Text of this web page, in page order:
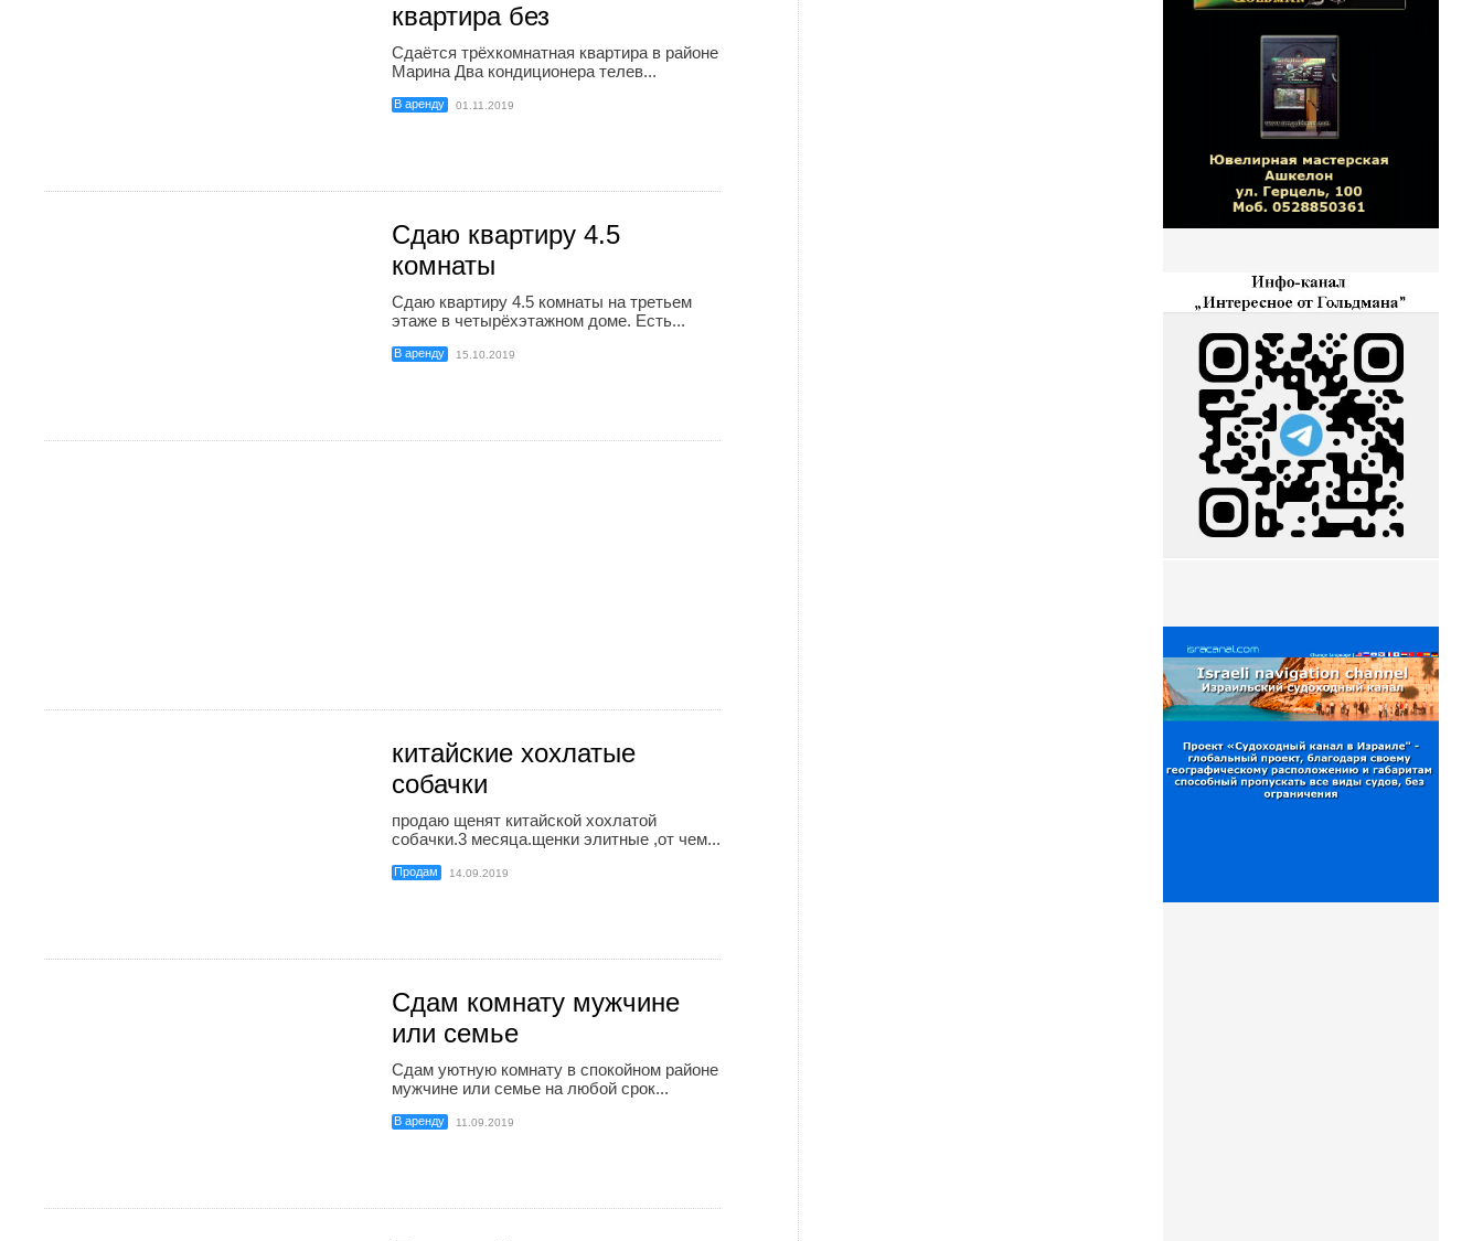
квартира без
Сдаётся трёхкомнатная квартира в районе
Марина Два кондиционера телев...
В аренду 01.11.2019
Сдаю квартиру 4.5
комнаты
Сдаю квартиру 4.5 комнаты на третьем
этаже в четырёхэтажном доме. Есть...
В аренду 15.10.2019
китайские хохлатые
собачки
продаю щенят китайской хохлатой
собачки.3 месяца.щенки элитные ,от чем...
Продам 14.09.2019
Сдам комнату мужчине
или семье
Сдам уютную комнату в спокойном районе
мужчине или семье на любой срок...
В аренду 11.09.2019